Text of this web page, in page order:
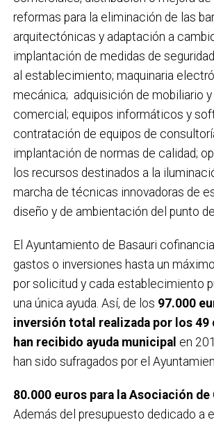
reformas para la eliminación de las
arquitectónicas y adaptación a
implantación de medidas de
al establecimiento; maquinaria
mecánica; adquisición de mobiliario
comercial; equipos informáticos y
contratación de equipos de
implantación de normas de calidad;
los recursos destinados a la
marcha de técnicas innovadoras de
diseño y de ambientación del punto
El Ayuntamiento de Basauri
gastos o inversiones hasta un
por solicitud y cada establecimiento
una única ayuda. Así, de los 97.000
inversión total realizada por los 49
han recibido ayuda municipal en
han sido sufragados por el
80.000 euros para la Asociación
Además del presupuesto dedicado a